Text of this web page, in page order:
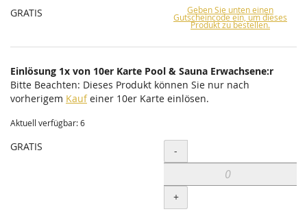
GRATIS Geben Sie unten einen
Gutscheincode ein, um dieses
Produkt zu bestellen.
Einlösung 1x von 10er Karte Pool & Sauna Erwachsene:r
Bitte Beachten: Dieses Produkt können Sie nur nach
vorherigem Kaufeiner 10er Karte einlösen.
Aktuell verfügbar: 6
GRATIS Menge
-
+